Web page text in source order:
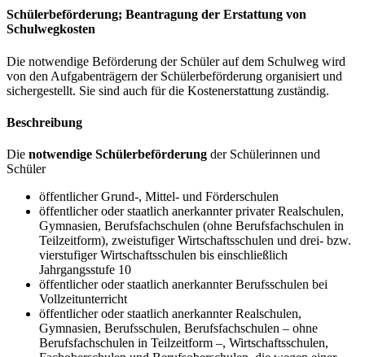
Schülerbeförderung; Beantragung der Erstattung von
Schulwegkosten
Die notwendige Beförderung der Schüler auf dem Schulweg wird
von den Aufgabenträgern der Schülerbeförderung organisiert und
sichergestellt. Sie sind auch für die Kostenerstattung zuständig.
Beschreibung
Die notwendige Schülerbeförderung der Schülerinnen und
Schüler
öffentlicher Grund-, Mittel- und Förderschulen
öffentlicher oder staatlich anerkannter privater Realschulen,
Gymnasien, Berufsfachschulen (ohne Berufsfachschulen in
Teilzeitform), zweistufiger Wirtschaftsschulen und drei- bzw.
vierstufiger Wirtschaftsschulen bis einschließlich
Jahrgangsstufe 10
öffentlicher oder staatlich anerkannter Berufsschulen bei
Vollzeitunterricht
öffentlicher oder staatlich anerkannter Realschulen,
Gymnasien, Berufsschulen, Berufsfachschulen – ohne
Berufsfachschulen in Teilzeitform –, Wirtschaftsschulen,